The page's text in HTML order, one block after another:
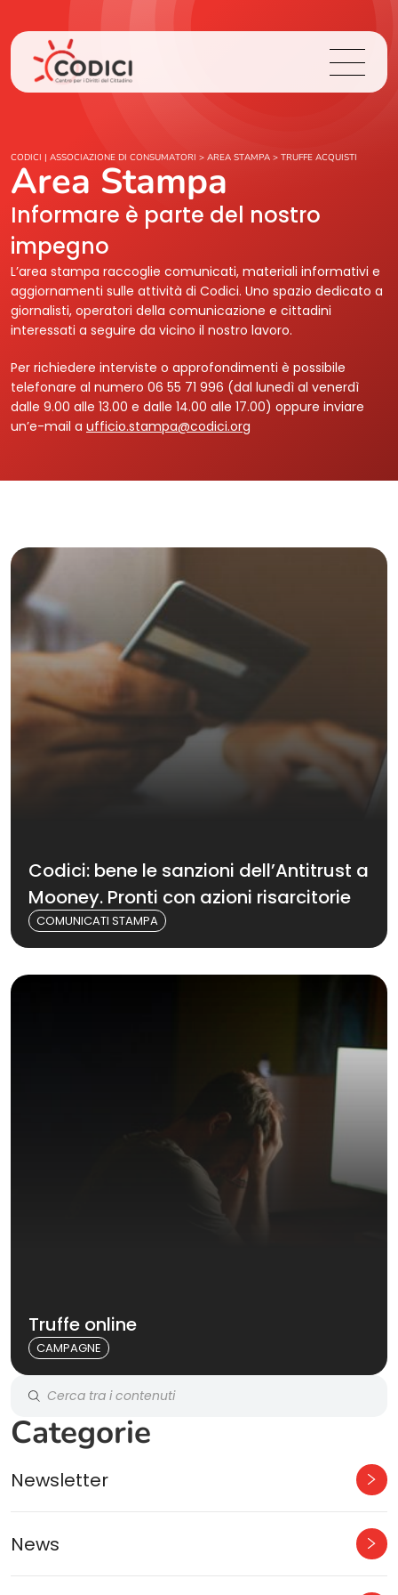
Chi Siamo
Cosa Facciamo
Area Stampa
Contatti
Login
CODICI | ASSOCIAZIONE DI CONSUMATORI > AREA STAMPA > TRUFFE ACQUISTI
Area Stampa
Informare è parte del nostro
impegno
L’area stampa raccoglie comunicati, materiali informativi e
aggiornamenti sulle attività di Codici. Uno spazio dedicato a
giornalisti, operatori della comunicazione e cittadini
interessati a seguire da vicino il nostro lavoro.
Per richiedere interviste o approfondimenti è possibile
telefonare al numero 06 55 71 996 (dal lunedì al venerdì
dalle 9.00 alle 13.00 e dalle 14.00 alle 17.00) oppure inviare
un’e-mail a ufficio.stampa@codici.org
Codici: bene le sanzioni dell’Antitrust a
Mooney. Pronti con azioni risarcitorie
COMUNICATI STAMPA
Truffe online
CAMPAGNE
Categorie
Newsletter
News